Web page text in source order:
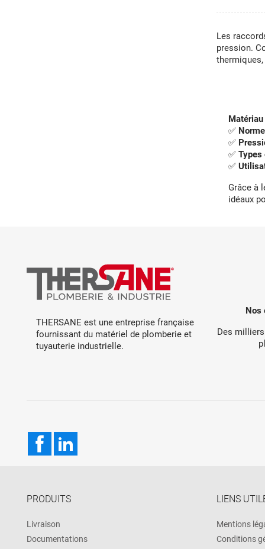
Les
pression.
Matériau
✅
✅
✅ Types
✅
Grâce à
idéaux
THERSANE est une entreprise française
fournissant du matériel de plomberie et
tuyauterie industrielle.
Nos
Des
Facebook
PRODUITS
Livraison
Documentations
LIENS
Mentions
Conditions